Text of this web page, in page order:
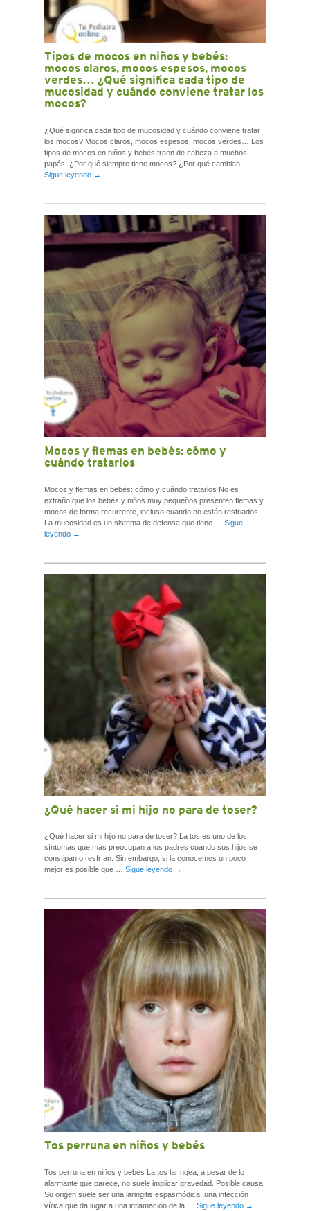
Tipos de mocos en niños y bebés:
mocos claros, mocos espesos, mocos
verdes… ¿Qué significa cada tipo de
mucosidad y cuándo conviene tratar los
mocos?
¿Qué significa cada tipo de mucosidad y cuándo conviene tratar
los mocos? Mocos claros, mocos espesos, mocos verdes… Los
tipos de mocos en niños y bebés traen de cabeza a muchos
papás: ¿Por qué siempre tiene mocos? ¿Por qué cambian …
Sigue leyendo →
Mocos y flemas en bebés: cómo y
cuándo tratarlos
Mocos y flemas en bebés: cómo y cuándo tratarlos No es
extraño que los bebés y niños muy pequeños presenten flemas y
mocos de forma recurrente, incluso cuando no están resfriados.
La mucosidad es un sistema de defensa que tiene … Sigue
leyendo →
¿Qué hacer si mi hijo no para de toser?
¿Qué hacer si mi hijo no para de toser? La tos es uno de los
síntomas que más preocupan a los padres cuando sus hijos se
constipan o resfrían. Sin embargo, si la conocemos un poco
mejor es posible que … Sigue leyendo →
Tos perruna en niños y bebés
Tos perruna en niños y bebés La tos laríngea, a pesar de lo
alarmante que parece, no suele implicar gravedad. Posible causa:
Su origen suele ser una laringitis espasmódica, una infección
vírica que da lugar a una inflamación de la … Sigue leyendo →